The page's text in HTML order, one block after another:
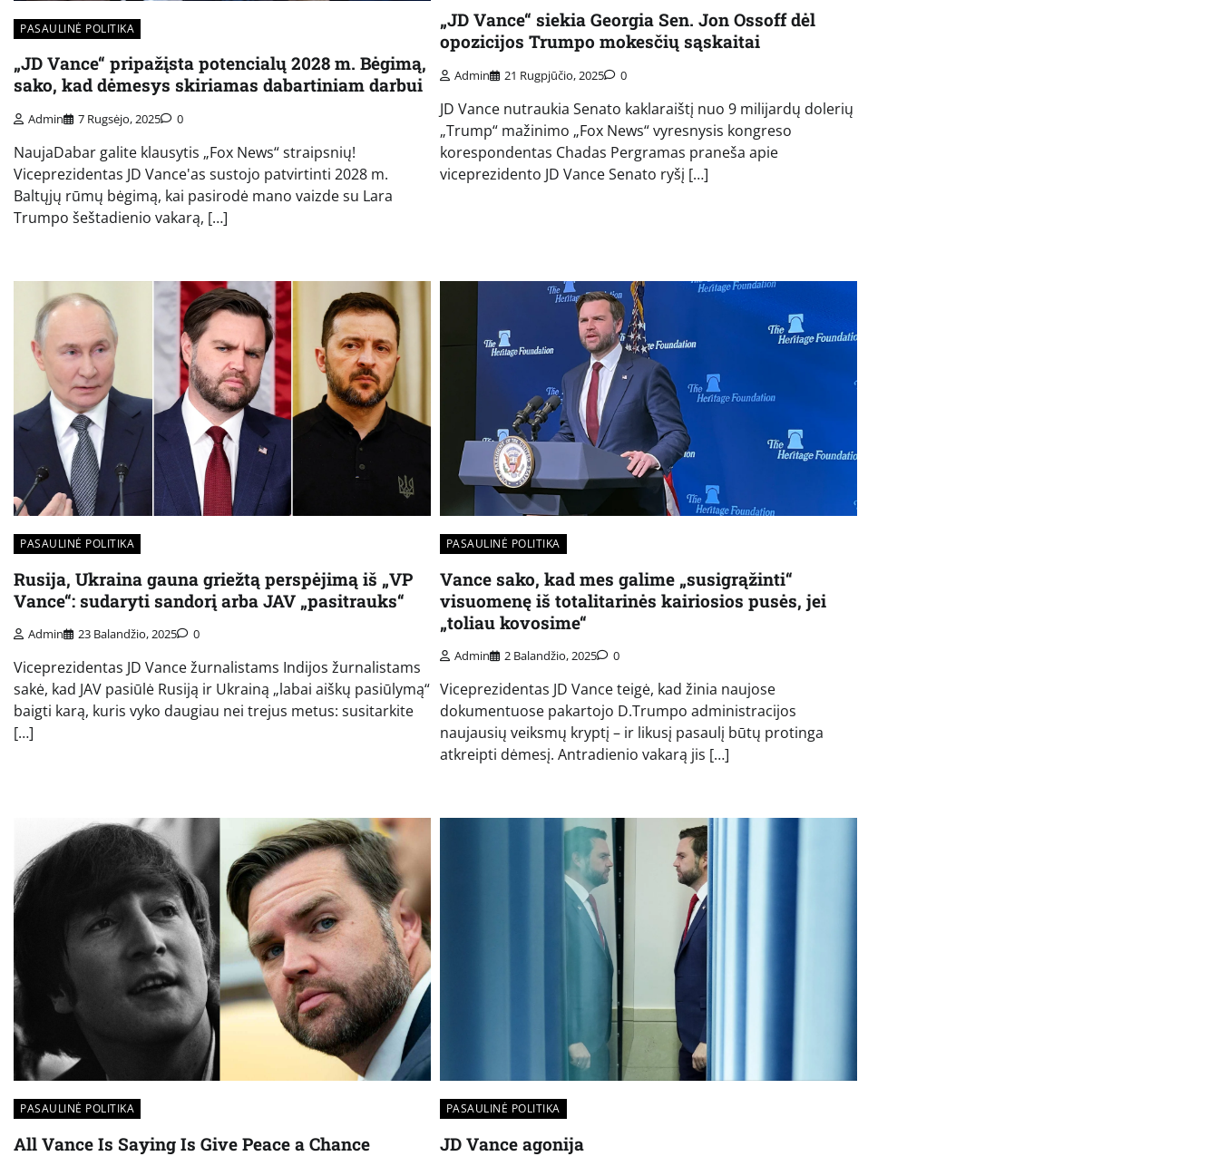
PASAULINĖ POLITIKA
„JD Vance“ pripažįsta potencialų 2028 m. Bėgimą,
sako, kad dėmesys skiriamas dabartiniam darbui
Admin 7 Rugsėjo, 2025 0
NaujaDabar galite klausytis „Fox News“ straipsnių!
Viceprezidentas JD Vance'as sustojo patvirtinti 2028 m.
Baltųjų rūmų bėgimą, kai pasirodė mano vaizde su Lara
Trumpo šeštadienio vakarą, […]
„JD Vance“ siekia Georgia Sen. Jon Ossoff dėl
opozicijos Trumpo mokesčių sąskaitai
Admin 21 Rugpjūčio, 2025 0
JD Vance nutraukia Senato kaklaraištį nuo 9 milijardų dolerių
„Trump“ mažinimo „Fox News“ vyresnysis kongreso
korespondentas Chadas Pergramas praneša apie
viceprezidento JD Vance Senato ryšį […]
PASAULINĖ POLITIKA
Rusija, Ukraina gauna griežtą perspėjimą iš „VP
Vance“: sudaryti sandorį arba JAV „pasitrauks“
Admin 23 Balandžio, 2025 0
Viceprezidentas JD Vance žurnalistams Indijos žurnalistams
sakė, kad JAV pasiūlė Rusiją ir Ukrainą „labai aiškų pasiūlymą“
baigti karą, kuris vyko daugiau nei trejus metus: susitarkite
[…]
PASAULINĖ POLITIKA
Vance sako, kad mes galime „susigrąžinti“
visuomenę iš totalitarinės kairiosios pusės, jei
„toliau kovosime“
Admin 2 Balandžio, 2025 0
Viceprezidentas JD Vance teigė, kad žinia naujose
dokumentuose pakartojo D.Trumpo administracijos
naujausių veiksmų kryptį – ir likusį pasaulį būtų protinga
atkreipti dėmesį. Antradienio vakarą jis […]
PASAULINĖ POLITIKA
All Vance Is Saying Is Give Peace a Chance
PASAULINĖ POLITIKA
JD Vance agonija